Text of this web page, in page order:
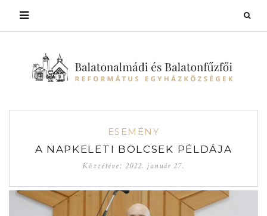
ESEMÉNY
A NAPKELETI BÖLCSEK PÉLDÁJA
Közzétéve: 2022. január 27.